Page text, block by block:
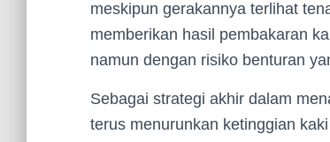
meskipun gerakannya terlihat
memberikan hasil pembakaran
namun dengan risiko benturan
Sebagai strategi akhir dalam
terus menurunkan ketinggian